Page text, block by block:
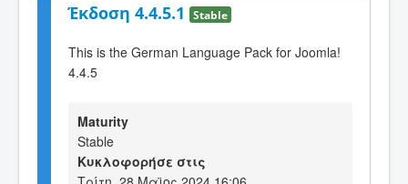
Έκδοση 4.4.5.1 Stable
This is the German Language Pack for Joomla!
4.4.5
Maturity
Stable
Κυκλοφορήσε στις